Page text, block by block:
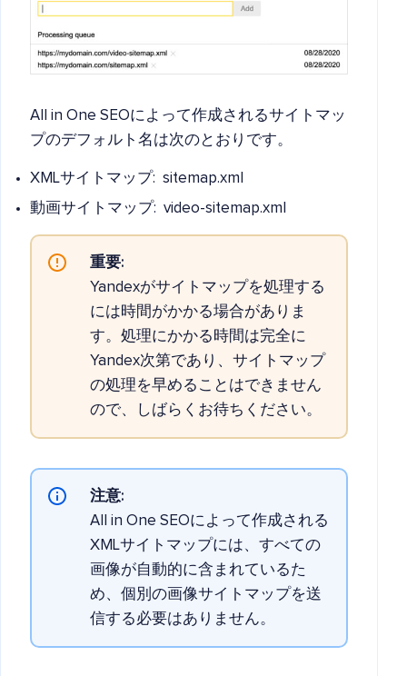
All in One SEOによって作成されるサイトマッ
プのデフォルト名は次のとおりです。
XMLサイトマップ: sitemap.xml
動画サイトマップ: video-sitemap.xml
重要:
Yandexがサイトマップを処理する
には時間がかかる場合がありま
す。処理にかかる時間は完全に
Yandex次第であり、サイトマップ
の処理を早めることはできません
ので、しばらくお待ちください。
注意:
All in One SEOによって作成される
XMLサイトマップには、すべての
画像が自動的に含まれているた
め、個別の画像サイトマップを送
信する必要はありません。